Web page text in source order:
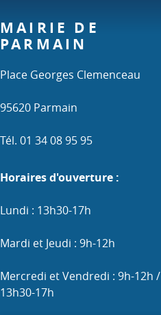
MAIRIE DE
PARMAIN
Place Georges Clemenceau
95620 Parmain
Tél. 01 34 08 95 95
Horaires d'ouverture :
Lundi : 13h30-17h
Mardi et Jeudi : 9h-12h
Mercredi et Vendredi : 9h-12h /
13h30-17h